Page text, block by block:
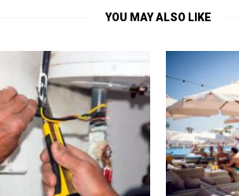
YOU MAY ALSO LIKE